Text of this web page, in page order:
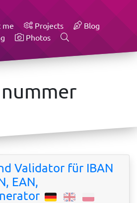
me Projects
Blog
Photos
nummer
Validator für IBAN
EAN,